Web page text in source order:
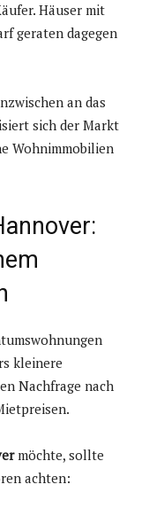
Häuser mit
geraten dagegen
an das
sich der Markt
Wohnimmobilien
kleinere
Nachfrage nach
möchte, sollte
achten: